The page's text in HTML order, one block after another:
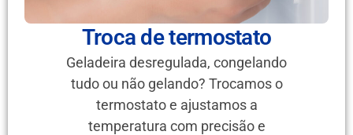
Troca de termostato
Geladeira desregulada, congelando
tudo ou não gelando? Trocamos o
termostato e ajustamos a
temperatura com precisão e